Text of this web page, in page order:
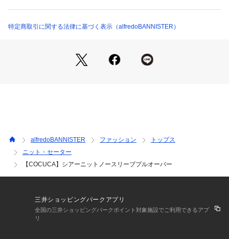
施した他には無い別注素材を使用。
素材の特性上、着丈に若干の個体差がございます。
あらかじめご了承くださいませ。
61487009003 （ショップ）
特定商取引に関する法律に基づく表示（alfredoBANNISTER）
alfredoBANNISTER ファッション
トップス
ニット・セーター
【COCUCA】シアーニットノースリーブプルオーバー
三井ショッピングパークアプリ
全国の三井ショッピングパークポイント対象施設でご利用できるアプ
リ